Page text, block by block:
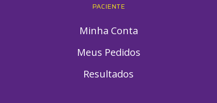
PACIENTE
Minha Conta
Meus Pedidos
Resultados